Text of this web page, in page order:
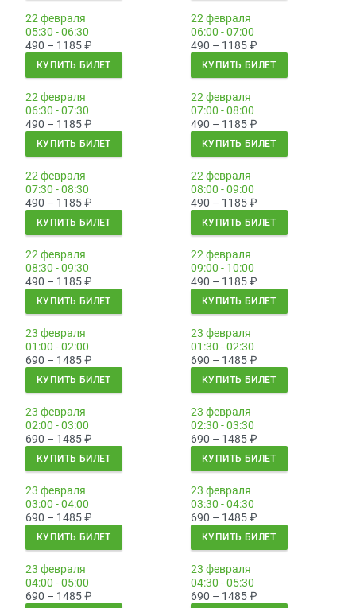
22 февраля
05:30 - 06:30
490 – 1185₽
КУПИТЬ БИЛЕТ
22 февраля
06:00 - 07:00
490 – 1185₽
КУПИТЬ БИЛЕТ
22 февраля
06:30 - 07:30
490 – 1185₽
КУПИТЬ БИЛЕТ
22 февраля
07:00 - 08:00
490 – 1185₽
КУПИТЬ БИЛЕТ
22 февраля
07:30 - 08:30
490 – 1185₽
КУПИТЬ БИЛЕТ
22 февраля
08:00 - 09:00
490 – 1185₽
КУПИТЬ БИЛЕТ
22 февраля
08:30 - 09:30
490 – 1185₽
КУПИТЬ БИЛЕТ
22 февраля
09:00 - 10:00
490 – 1185₽
КУПИТЬ БИЛЕТ
23 февраля
01:00 - 02:00
690 – 1485₽
КУПИТЬ БИЛЕТ
23 февраля
01:30 - 02:30
690 – 1485₽
КУПИТЬ БИЛЕТ
23 февраля
02:00 - 03:00
690 – 1485₽
КУПИТЬ БИЛЕТ
23 февраля
02:30 - 03:30
690 – 1485₽
КУПИТЬ БИЛЕТ
23 февраля
03:00 - 04:00
690 – 1485₽
КУПИТЬ БИЛЕТ
23 февраля
03:30 - 04:30
690 – 1485₽
КУПИТЬ БИЛЕТ
23 февраля
04:00 - 05:00
690 – 1485₽
23 февраля
04:30 - 05:30
690 – 1485₽